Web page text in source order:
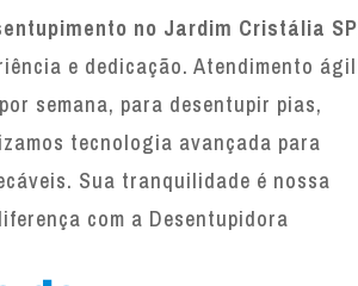
no Jardim Cristália SP
e dedicação. Atendimento ágil
semana, para desentupir pias,
tecnologia avançada para
Sua tranquilidade é nossa
com a Desentupidora